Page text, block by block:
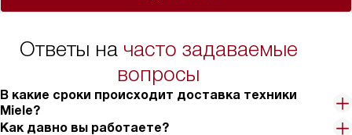
Ответы на часто задаваемые
вопросы
В какие сроки происходит доставка техники
Miele?
Как давно вы работаете?